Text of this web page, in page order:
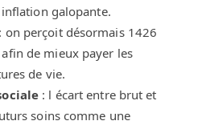
galopante.
: on perçoit désormais 1426
de mieux payer les
de vie.
: l écart entre brut et
soins comme une